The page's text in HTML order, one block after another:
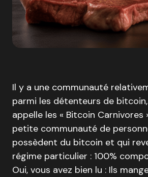
Il y a une communauté
parmi les détenteurs de bitcoin,
appelle les « Bitcoin Carnivores
petite communauté de
possèdent du bitcoin et qui
régime particulier : 100%
Oui, vous avez bien lu : Ils